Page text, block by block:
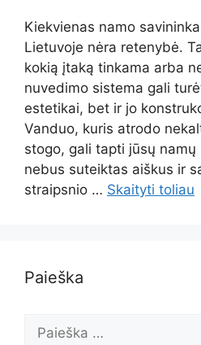
Kiekvienas namo
Lietuvoje nėra retenybė.
kokią įtaką tinkama arba
nuvedimo sistema gali
estetikai, bet ir jo
Vanduo, kuris atrodo
stogo, gali tapti jūsų namų
nebus suteiktas aiškus ir
straipsnio … Skaityti toliau
Paieška
Ieškoti: